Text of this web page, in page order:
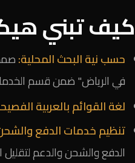
كيف تبني
حسب نية البحث المحلية:
في الرياض" ضمن قسم
لغة القوائم بالعربية
تنظيم خدمات الدفع
الدفع والشحن والدعم لتقليل